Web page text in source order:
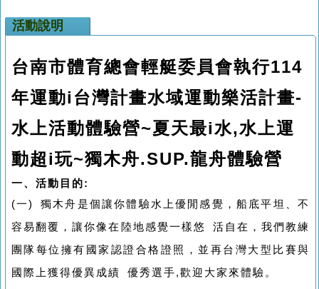
活動說明
台南市體育總會輕艇委員會執行114
年運動i台灣計畫水域運動樂活計畫-
水上活動體驗營~夏天最i水,水上運
動超i玩~獨木舟.SUP.龍舟體驗營
一、 活動目的:
(一) 獨木舟是個讓你體驗水上優閒感覺，船底平坦、不
容易翻覆，讓你像在陸地感覺一樣悠 活自在，我們教練
團隊每位擁有國家認證合格證照，並再台灣大型比賽與
國際上獲得優異成績 優秀選手,歡迎大家來體驗。